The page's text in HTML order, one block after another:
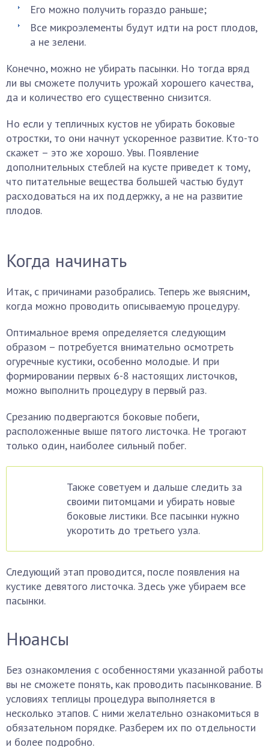
Его можно получить гораздо раньше;
Все микроэлементы будут идти на рост плодов,
а не зелени.
Конечно, можно не убирать пасынки. Но тогда вряд
ли вы сможете получить урожай хорошего качества,
да и количество его существенно снизится.
Но если у тепличных кустов не убирать боковые
отростки, то они начнут ускоренное развитие. Кто-то
скажет – это же хорошо. Увы. Появление
дополнительных стеблей на кусте приведет к тому,
что питательные вещества большей частью будут
расходоваться на их поддержку, а не на развитие
плодов.
Когда начинать
Итак, с причинами разобрались. Теперь же выясним,
когда можно проводить описываемую процедуру.
Оптимальное время определяется следующим
образом – потребуется внимательно осмотреть
огуречные кустики, особенно молодые. И при
формировании первых 6-8 настоящих листочков,
можно выполнить процедуру в первый раз.
Срезанию подвергаются боковые побеги,
расположенные выше пятого листочка. Не трогают
только один, наиболее сильный побег.
Также советуем и дальше следить за
своими питомцами и убирать новые
боковые листики. Все пасынки нужно
укоротить до третьего узла.
Следующий этап проводится, после появления на
кустике девятого листочка. Здесь уже убираем все
пасынки.
Нюансы
Без ознакомления с особенностями указанной работы
вы не сможете понять, как проводить пасынкование. В
условиях теплицы процедура выполняется в
несколько этапов. С ними желательно ознакомиться в
обязательном порядке. Разберем их по отдельности
и более подробно.